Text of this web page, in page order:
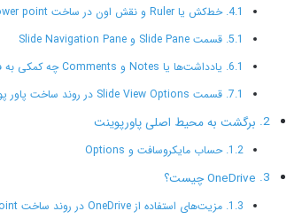
خط‌کش یا Ruler و نقش اون در ساخت power point
قسمت Slide Pane و Slide Navigation Pane
یادداشت‌ها یا Notes و Comments چه کمکی به فرآیند ساخت پاورپوینت می‌کنن؟
قسمت Slide View Options در روند ساخت پاور پوینت
برگشت به محیط اصلی پاورپوینت
حساب مایکروسافت و Options
OneDrive چیست؟
مزیت‌های استفاده از OneDrive در روند ساخت power point